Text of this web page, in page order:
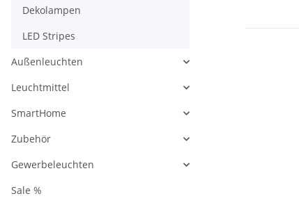
Dekolampen
LED Stripes
Außenleuchten
Leuchtmittel
SmartHome
Zubehör
Gewerbeleuchten
Sale %